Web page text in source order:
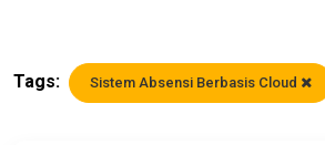
Tags: Sistem Absensi Berbasis Cloud